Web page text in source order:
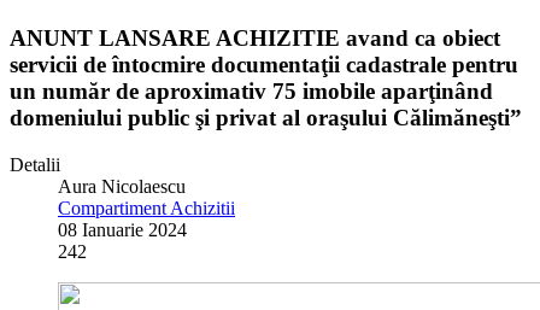
ANUNT LANSARE ACHIZITIE avand ca obiect
servicii de întocmire documentaţii cadastrale pentru
un număr de aproximativ 75 imobile aparţinând
domeniului public şi privat al oraşului Călimăneşti”
Detalii
Aura Nicolaescu
Compartiment Achizitii
08 Ianuarie 2024
242